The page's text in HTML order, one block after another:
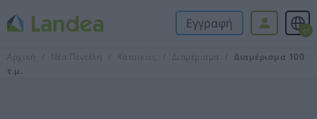
Εγγραφή el
Αρχική Νέα Πεντέλη Κατοικίες Διαμέρισμα
Διαμέρισμα 100
τ.μ.